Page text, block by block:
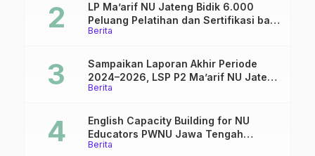
Berita
LP Ma’arif NU Jateng Bidik 6.000
Peluang Pelatihan dan Sertifikasi bagi
Lulusan SMK
Berita
Sampaikan Laporan Akhir Periode
2024–2026, LSP P2 Ma’arif NU Jateng
Mantapkan Sinergi Link and Match
Berita
English Capacity Building for NU
Educators PWNU Jawa Tengah
Batch#4; Membuka Jalan Menuju